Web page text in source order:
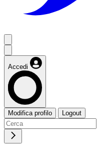
Accedi
Modifica profilo Logout